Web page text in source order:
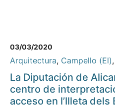
03/03/2020
Arquitectura, Campello (El),
La Diputación de
centro de
acceso en l’Illeta dels